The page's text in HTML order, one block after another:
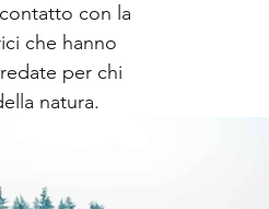
con la
che hanno
per chi
natura.